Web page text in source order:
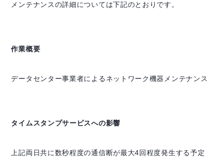
メンテナンスの詳細については下記のとおりです。
作業概要
データセンター事業者によるネットワーク機器メンテナンス
タイムスタンプサービスへの影響
上記両日共に数秒程度の通信断が最大4回程度発生する予定